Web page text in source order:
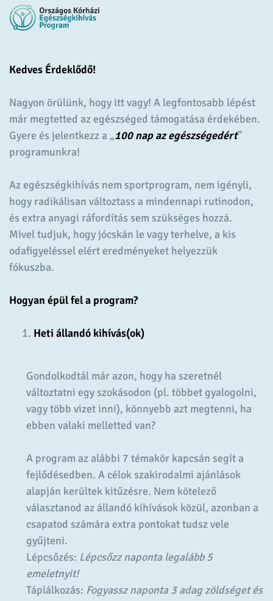
Kedves Érdeklődő!
Nagyon örülünk, hogy itt vagy! A legfontosabb lépést
már megtetted az egészséged támogatása érdekében.
Gyere és jelentkezz a „100 nap az egészségedért”
programunkra!
Az egészségkihívás nem sportprogram, nem igényli,
hogy radikálisan változtass a mindennapi rutinodon,
és extra anyagi ráfordítás sem szükséges hozzá.
Mivel tudjuk, hogy jócskán le vagy terhelve, a kis
odafigyeléssel elért eredményeket helyezzük
fókuszba.
Hogyan épül fel a program?
Heti állandó kihívás(ok)
Gondolkodtál már azon, hogy ha szeretnél
változtatni egy szokásodon (pl. többet gyalogolni,
vagy több vizet inni), könnyebb azt megtenni, ha
ebben valaki melletted van?
A program az alábbi 7 témakör kapcsán segít a
fejlődésedben. A célok szakirodalmi ajánlások
alapján kerültek kitűzésre. Nem kötelező
választanod az állandó kihívások közül, azonban a
csapatod számára extra pontokat tudsz vele
gyűjteni.
Lépcsőzés: Lépcsőzz naponta legalább 5
emeletnyit!
Táplálkozás: Fogyassz naponta 3 adag zöldséget és